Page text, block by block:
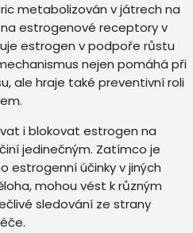
metabolizován v játrech na
estrogenové receptory v
estrogen v podpoře růstu
nejen pomáhá při
ale hraje také preventivní roli
i blokovat estrogen na
jedinečným. Zatímco je
estrogenní účinky v jiných
mohou vést k různým
sledování ze strany